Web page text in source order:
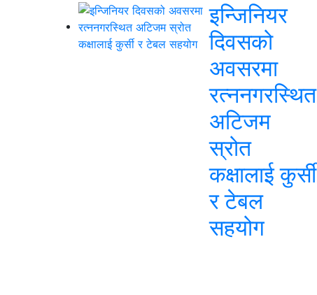
इन्जिनियर
दिवसको
अवसरमा
रत्ननगरस्थित
अटिजम
स्रोत
कक्षालाई कुर्सी
र टेबल
सहयोग